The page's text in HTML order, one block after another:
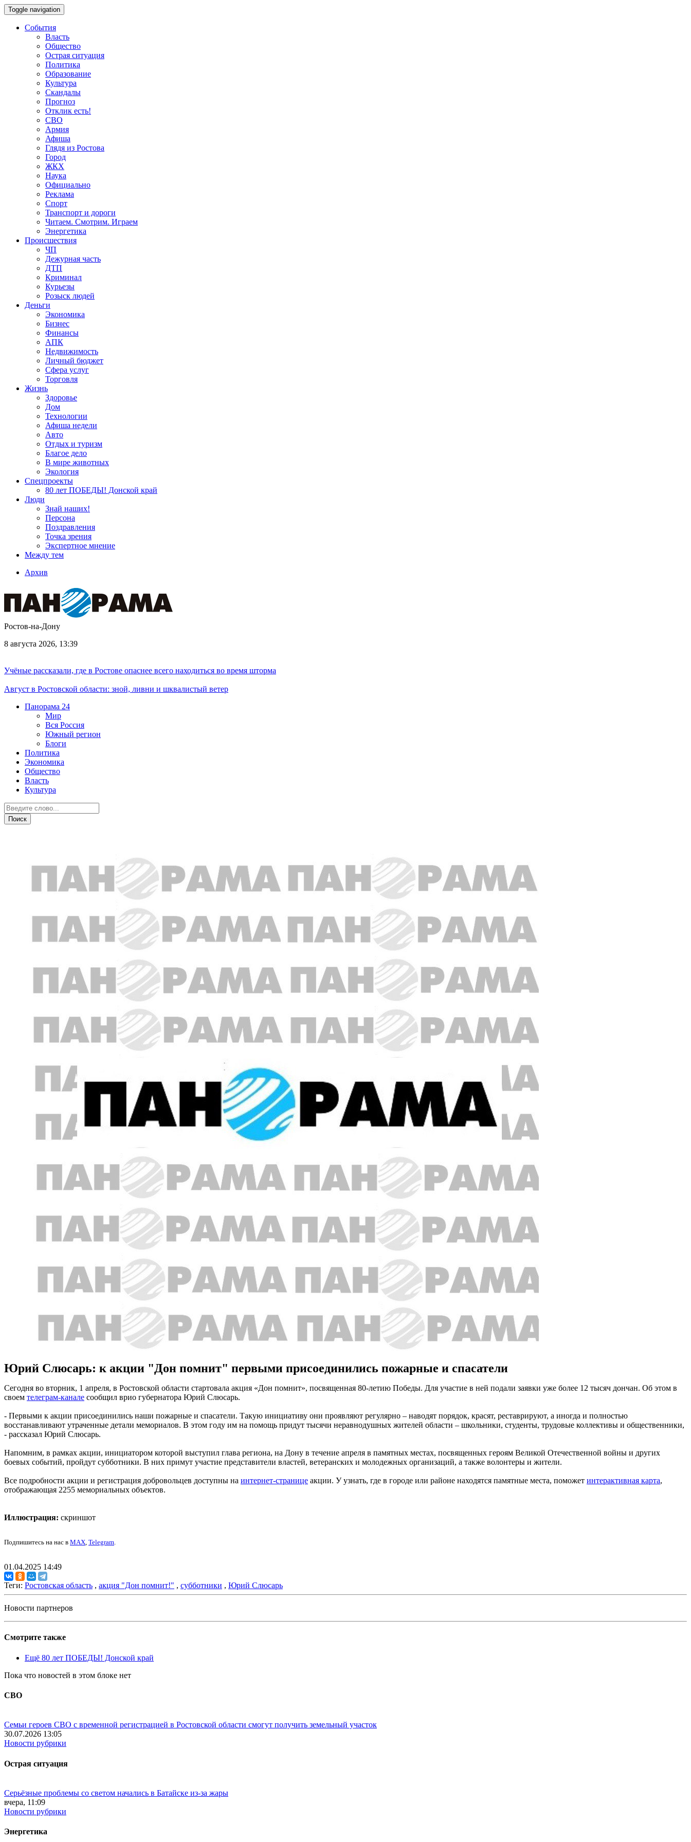
Toggle navigation
События
Власть
Общество
Острая ситуация
Политика
Образование
Культура
Скандалы
Прогноз
Отклик есть!
СВО
Армия
Афиша
Глядя из Ростова
Город
ЖКХ
Наука
Официально
Реклама
Спорт
Транспорт и дороги
Читаем. Смотрим. Играем
Энергетика
Происшествия
ЧП
Дежурная часть
ДТП
Криминал
Курьезы
Розыск людей
Деньги
Экономика
Бизнес
Финансы
АПК
Недвижимость
Личный бюджет
Сфера услуг
Торговля
Жизнь
Здоровье
Дом
Технологии
Афиша недели
Авто
Отдых и туризм
Благое дело
В мире животных
Экология
Спецпроекты
80 лет ПОБЕДЫ! Донской край
Люди
Знай наших!
Персона
Поздравления
Точка зрения
Экспертное мнение
Между тем
Архив
Ростов-на-Дону
8 августа 2026, 13:39
Учёные рассказали, где в Ростове опаснее всего находиться во время шторма
Август в Ростовской области: зной, ливни и шквалистый ветер
Панорама 24
Мир
Вся Россия
Южный регион
Блоги
Политика
Экономика
Общество
Власть
Культура
Юрий Слюсарь: к акции "Дон помнит" первыми присоединились пожарные и спасатели
Сегодня во вторник, 1 апреля, в Ростовской области стартовала акция «Дон помнит», посвященная 80-летию Победы. Для участие в ней подали заявки уже более 12 тысяч дончан. Об этом в
своем телеграм-канале сообщил врио губернатора Юрий Слюсарь.
- Первыми к акции присоединились наши пожарные и спасатели. Такую инициативу они проявляют регулярно – наводят порядок, красят, реставрируют, а иногда и полностью
восстанавливают утраченные детали мемориалов. В этом году им на помощь придут тысячи неравнодушных жителей области – школьники, студенты, трудовые коллективы и общественники,
- рассказал Юрий Слюсарь.
Напомним, в рамках акции, инициатором которой выступил глава региона, на Дону в течение апреля в памятных местах, посвященных героям Великой Отечественной войны и других
боевых событий, пройдут субботники. В них примут участие представители властей, ветеранских и молодежных организаций, а также волонтеры и жители.
Все подробности акции и регистрация добровольцев доступны на интернет-странице акции. У узнать, где в городе или районе находятся памятные места, поможет интерактивная карта,
отображающая 2255 мемориальных объектов.
Иллюстрация: скриншот
Подпишитесь на нас в MAX, Telegram.
01.04.2025 14:49
Теги: Ростовская область , акция "Дон помнит!" , субботники , Юрий Слюсарь
Новости партнеров
Смотрите также
Ещё 80 лет ПОБЕДЫ! Донской край
Пока что новостей в этом блоке нет
СВО
Семьи героев СВО с временной регистрацией в Ростовской области смогут получить земельный участок
30.07.2026 13:05
Новости рубрики
Острая ситуация
Серьёзные проблемы со светом начались в Батайске из-за жары
вчера, 11:09
Новости рубрики
Энергетика